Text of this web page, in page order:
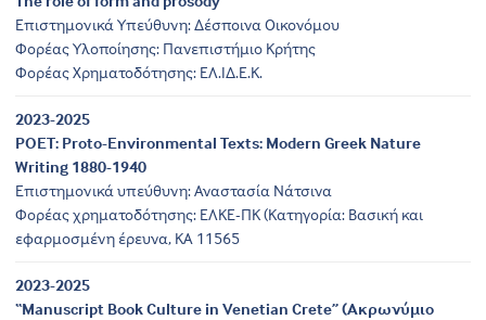
Επιστημονικά Υπεύθυνη: Δέσποινα Οικονόμου
Φορέας Υλοποίησης: Πανεπιστήμιο Κρήτης
Φορέας Χρηματοδότησης: ΕΛ.ΙΔ.Ε.Κ.
2023-2025
POET: Proto-Environmental Texts: Modern Greek Nature
Writing 1880-1940
Επιστημονικά υπεύθυνη: Αναστασία Νάτσινα
Φορέας χρηματοδότησης: ΕΛΚΕ-ΠΚ (Κατηγορία: Βασική και
εφαρμοσμένη έρευνα, ΚΑ 11565
2023-2025
“Manuscript Book Culture in Venetian Crete” (Ακρωνύμιο